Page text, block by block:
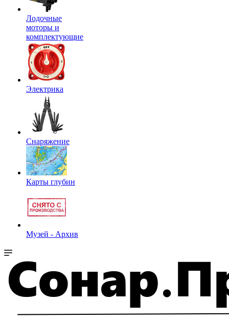
Лодочные
моторы и
комплектующие
Электрика
Снаряжение
Карты глубин
Музей - Архив